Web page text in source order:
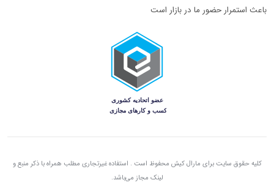
باعث استمرار حضور ما در بازار است
کلیه حقوق سایت برای مارال کیش محفوظ است . استفاده غیرتجاری مطلب همراه با ذکر منبع و
لینک مجاز می‌باشد.